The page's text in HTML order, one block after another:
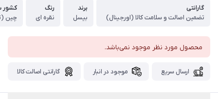
گارانتی
تضمین اصالت و سلامت کالا (اورجینال)
برند
بیسل
رنگ
نقره ای
کشور
چین
محصول مورد نظر موجود نمی‌باشد.
ارسال سریع موجود در انبار گارانتی اصالت کالا